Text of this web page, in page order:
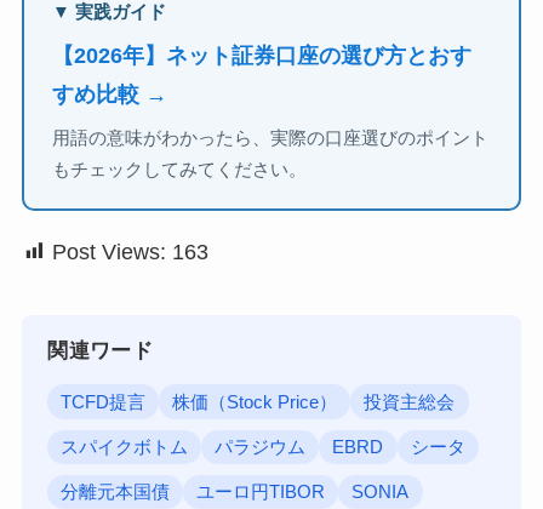
▼ 実践ガイド
【2026年】ネット証券口座の選び方とおす
すめ比較 →
用語の意味がわかったら、実際の口座選びのポイント
もチェックしてみてください。
Post Views: 163
関連ワード
TCFD提言 株価（Stock Price） 投資主総会
スパイクボトム パラジウム EBRD シータ
分離元本国債 ユーロ円TIBOR SONIA